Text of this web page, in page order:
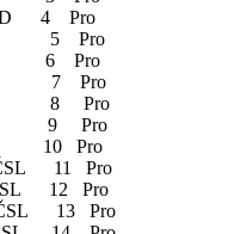
4 Pro
5 Pro
6 Pro
7 Pro
8 Pro
9 Pro
10 Pro
11 Pro
12 Pro
13 Pro